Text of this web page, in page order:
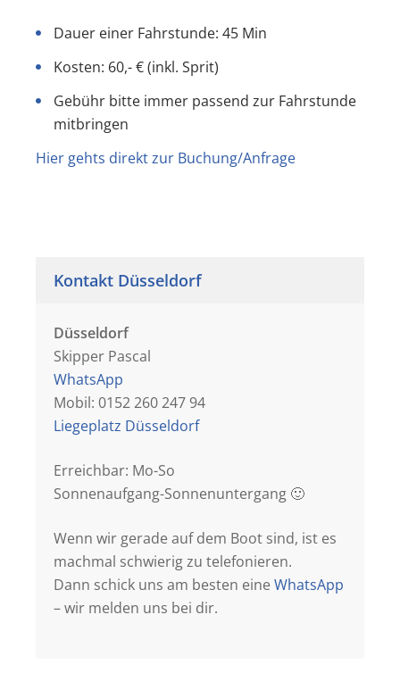
Dauer einer Fahrstunde: 45 Min
Kosten: 60,- € (inkl. Sprit)
Gebühr bitte immer passend zur Fahrstunde
mitbringen
Hier gehts direkt zur Buchung/Anfrage
Kontakt Düsseldorf
Düsseldorf
Skipper Pascal
WhatsApp
Mobil: 0152 260 247 94
Liegeplatz Düsseldorf
Erreichbar: Mo-So
Sonnenaufgang-Sonnenuntergang 🙂
Wenn wir gerade auf dem Boot sind, ist es
machmal schwierig zu telefonieren.
Dann schick uns am besten eine WhatsApp
– wir melden uns bei dir.